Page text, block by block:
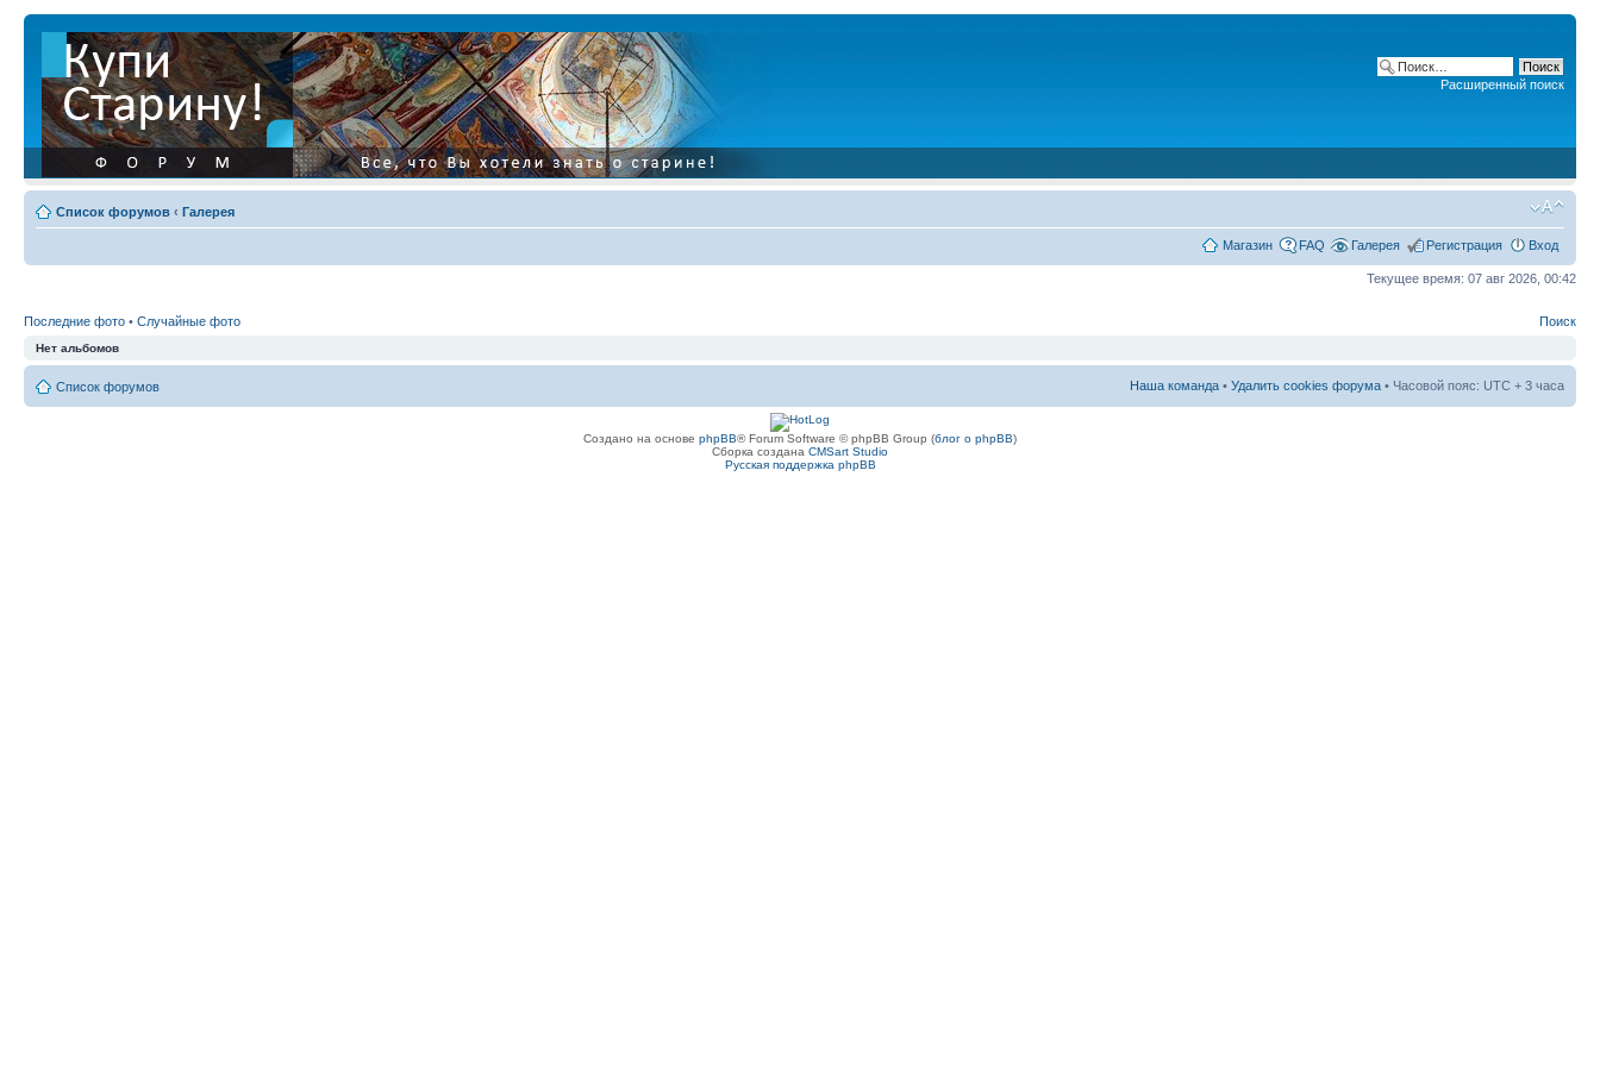
Расширенный поиск
Список форумов ‹ Галерея
Магазин FAQ Галерея Регистрация Вход
Текущее время: 07 авг 2026, 00:42
Последние фото • Случайные фото Поиск
Нет альбомов
Список форумов Наша команда • Удалить cookies форума • Часовой пояс: UTC + 3 часа
Создано на основе phpBB® Forum Software © phpBB Group (блог о phpBB)
Сборка создана CMSart Studio
Русская поддержка phpBB